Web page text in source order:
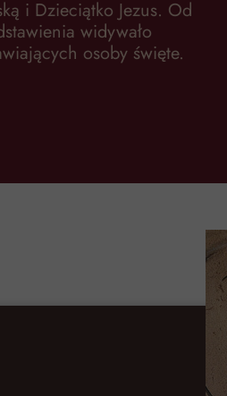
i Dzieciątko Jezus. Od
widywało
osoby święte.